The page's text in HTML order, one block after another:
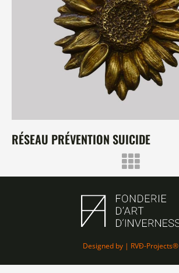
RÉSEAU PRÉVENTION SUICIDE
Designed by | RVÐ-Projects®